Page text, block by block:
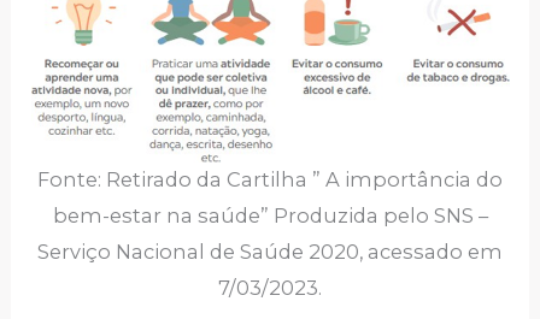
Fonte: Retirado da Cartilha ” A importância do
bem-estar na saúde” Produzida pelo SNS –
Serviço Nacional de Saúde 2020, acessado em
7/03/2023.